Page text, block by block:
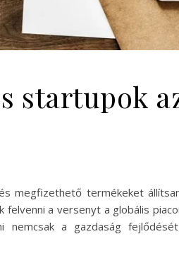
startupok
megfizethető termékeket
a versenyt a globális
nemcsak a gazdaság